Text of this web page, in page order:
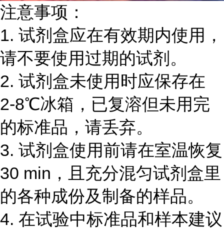
注意事项：
1. 试剂盒应在有效期内使用，
请不要使用过期的试剂。
2. 试剂盒未使用时应保存在
2-8℃冰箱，已复溶但未用完
的标准品，请丢弃。
3. 试剂盒使用前请在室温恢复
30 min ，且充分混匀试剂盒里
的各种成份及制备的样品。
4. 在试验中标准品和样本建议